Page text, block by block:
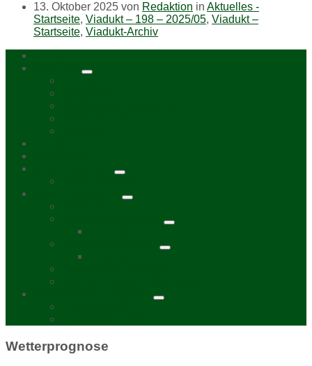
13. Oktober 2025 von Redaktion in Aktuelles -
Startseite, Viadukt – 198 – 2025/05, Viadukt –
Startseite, Viadukt-Archiv
Wetterprognose